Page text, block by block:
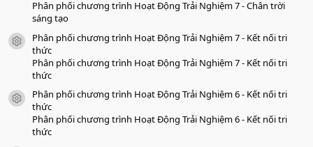
Phân phối chương trình Hoạt Động Trải Nghiệm 7 - Chân trời
sáng tạo
icon tài liệu
Phân phối chương trình Hoạt Động Trải Nghiệm 7 - Kết nối tri
thức
Phân phối chương trình Hoạt Động Trải Nghiệm 7 - Kết nối tri
thức
icon tài liệu
Phân phối chương trình Hoạt Động Trải Nghiệm 6 - Kết nối tri
thức
Phân phối chương trình Hoạt Động Trải Nghiệm 6 - Kết nối tri
thức